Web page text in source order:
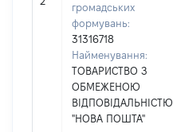
громадських
формувань:
31316718
Найменування:
ТОВАРИСТВО З
ОБМЕЖЕНОЮ
ВІДПОВІДАЛЬНІСТЮ
"НОВА ПОШТА"